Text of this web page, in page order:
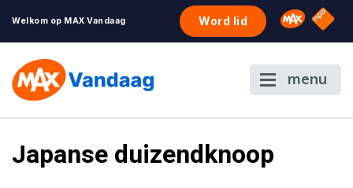
Welkom op MAX Vandaag Word lid Omroep
NPO
menu
Japanse duizendknoop